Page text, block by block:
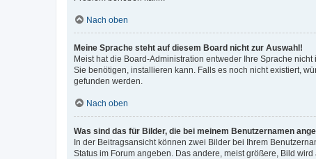
Nach oben
Meine Sprache steht auf diesem Board nicht zur Auswahl!
Meist hat die Board-Administration entweder Ihre Sprache
Sie benötigen, installieren kann. Falls es noch nicht existiert,
gefunden werden.
Nach oben
Was sind das für Bilder, die bei meinem Benutzernamen
In der Beitragsansicht können zwei Bilder bei Ihrem
Status im Forum angeben. Das andere, meist größere, Bild